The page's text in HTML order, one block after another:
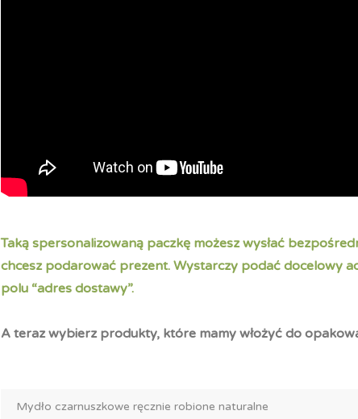
Taką spersonalizowaną paczkę możesz wysłać
chcesz podarować prezent. Wystarczy podać docelowy
polu “adres dostawy”.
A teraz wybierz produkty, które mamy włożyć do